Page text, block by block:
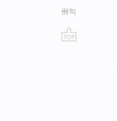
例句